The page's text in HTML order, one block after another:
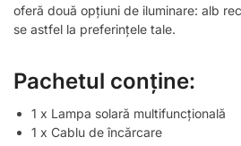
oferă două opțiuni de iluminare: alb
se astfel la preferințele tale.
Pachetul conține:
1 x Lampa solară multifuncțională
1 x Cablu de încărcare